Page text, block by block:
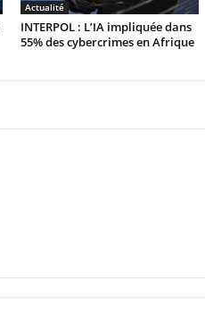
Actualité
INTERPOL : L’IA impliquée dans
55% des cybercrimes en Afrique